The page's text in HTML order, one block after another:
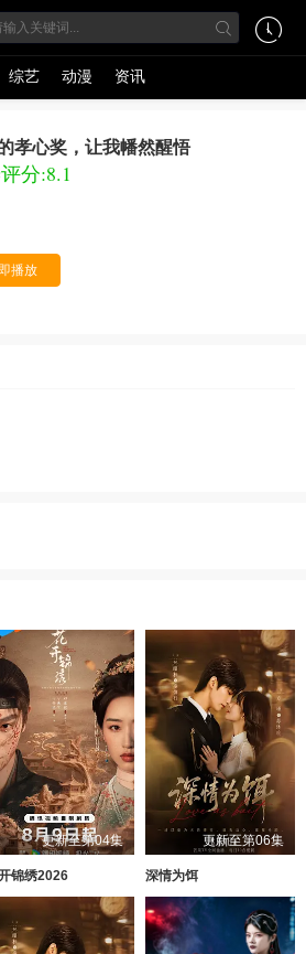
综艺 动漫 资讯
孝心奖，让我幡然醒悟
分:8.1
播放
更新至第04集
锦绣2026
更新至第06集
深情为饵